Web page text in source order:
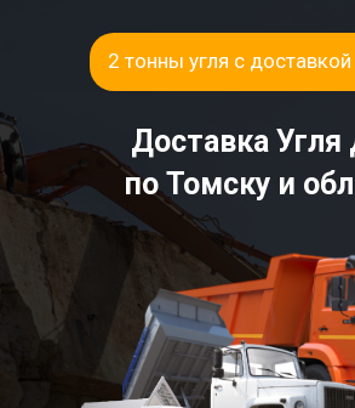
Доставка
по Томску и
2 тонны угля с